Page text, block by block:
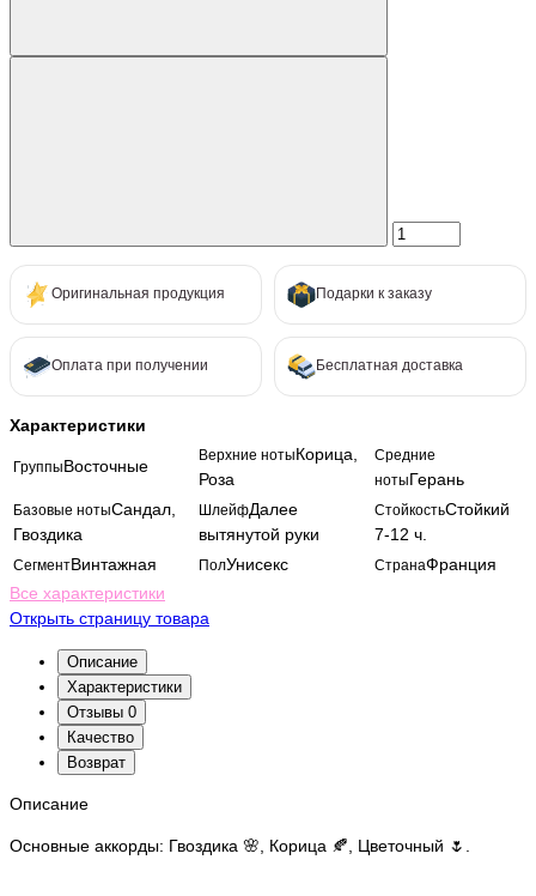
Оригинальная продукция Подарки к заказу
Оплата при получении Бесплатная доставка
Характеристики
ГруппыВосточные
Верхние нотыКорица,
Роза
Средние
нотыГерань
Базовые нотыСандал,
Гвоздика
ШлейфДалее
вытянутой руки
СтойкостьСтойкий
7-12 ч.
СегментВинтажная ПолУнисекс СтранаФранция
Все характеристики
Открыть страницу товара
Описание
Характеристики
Отзывы 0
Качество
Возврат
Описание
Основные аккорды: Гвоздика 🌸, Корица 🍂, Цветочный 🌷.